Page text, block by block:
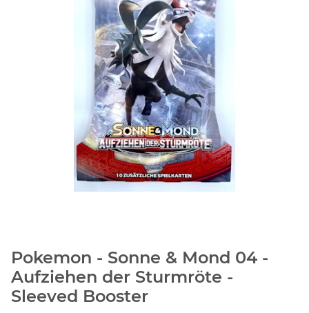
Pokemon - Sonne & Mond 04 -
Aufziehen der Sturmröte -
Sleeved Booster